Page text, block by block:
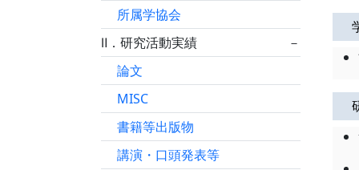
所属学協会
Ⅱ．研究活動実績
－
論文
MISC
書籍等出版物
講演・口頭発表等